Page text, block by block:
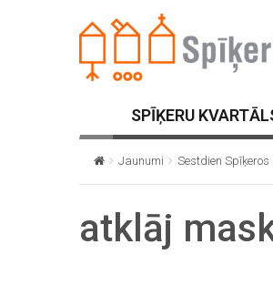
SPĪĶERU
Jaunumi Sestdien
atklāj